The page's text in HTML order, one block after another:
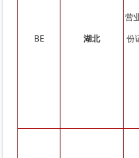
BE 湖北
营
份